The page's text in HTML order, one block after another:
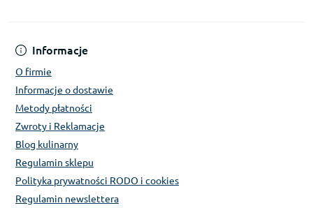
Informacje
O firmie
Informacje o dostawie
Metody płatności
Zwroty i Reklamacje
Blog kulinarny
Regulamin sklepu
Polityka prywatności RODO i cookies
Regulamin newslettera